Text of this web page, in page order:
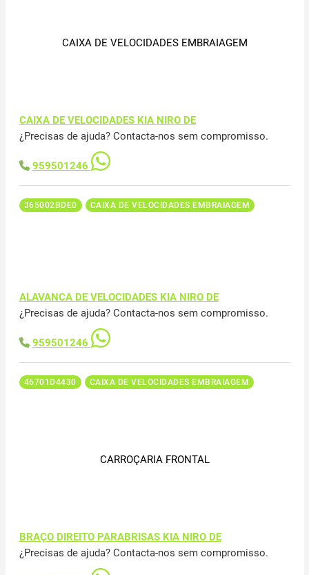
CAIXA DE VELOCIDADES EMBRAIAGEM
CAIXA DE VELOCIDADES KIA NIRO DE
¿Precisas de ajuda? Contacta-nos sem compromisso.
959501246
365002BDE0 CAIXA DE VELOCIDADES EMBRAIAGEM
ALAVANCA DE VELOCIDADES KIA NIRO DE
¿Precisas de ajuda? Contacta-nos sem compromisso.
959501246
46701D4430 CAIXA DE VELOCIDADES EMBRAIAGEM
CARROÇARIA FRONTAL
BRAÇO DIREITO PARABRISAS KIA NIRO DE
¿Precisas de ajuda? Contacta-nos sem compromisso.